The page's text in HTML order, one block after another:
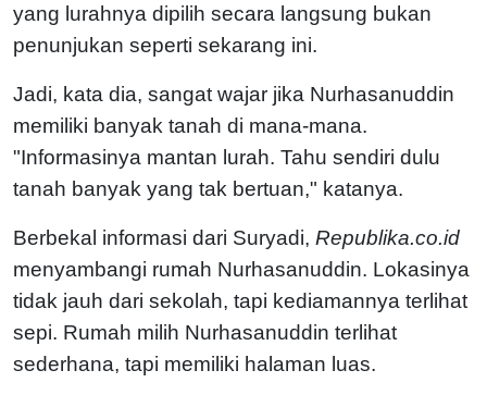
yang lurahnya dipilih secara langsung bukan
penunjukan seperti sekarang ini.
Jadi, kata dia, sangat wajar jika Nurhasanuddin
memiliki banyak tanah di mana-mana.
"Informasinya mantan lurah. Tahu sendiri dulu
tanah banyak yang tak bertuan," katanya.
Berbekal informasi dari Suryadi, Republika.co.id
menyambangi rumah Nurhasanuddin. Lokasinya
tidak jauh dari sekolah, tapi kediamannya terlihat
sepi. Rumah milih Nurhasanuddin terlihat
sederhana, tapi memiliki halaman luas.